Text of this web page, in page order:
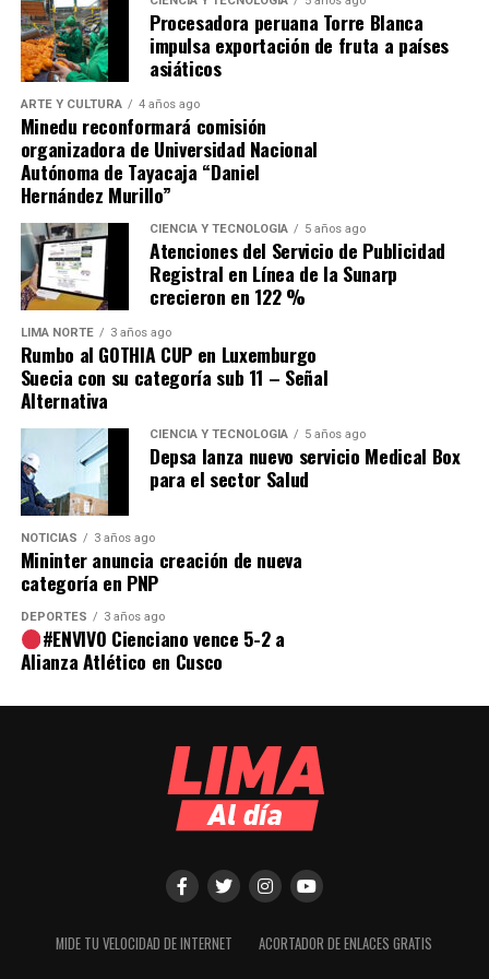
ante Los Chankas, sino buscar que Alianza Lima no se les
escape.
Source link
Comparte esto:
Procesadora peruana Torre Blanca
impulsa exportación de fruta a países
asiáticos
ARTE Y CULTURA 4 años ago
Minedu reconformará comisión
organizadora de Universidad Nacional
Autónoma de Tayacaja “Daniel
Hernández Murillo”
CIENCIA Y TECNOLOGÍA 5 años ago
Atenciones del Servicio de Publicidad
Registral en Línea de la Sunarp
crecieron en 122 %
LIMA NORTE 3 años ago
Rumbo al GOTHIA CUP en Luxemburgo
Suecia con su categoría sub 11 – Señal
Alternativa
CIENCIA Y TECNOLOGÍA 5 años ago
Depsa lanza nuevo servicio Medical Box
para el sector Salud
NOTICIAS 3 años ago
Mininter anuncia creación de nueva
categoría en PNP
DEPORTES 3 años ago
#ENVIVO Cienciano vence 5-2 a
Alianza Atlético en Cusco
MIDE TU VELOCIDAD DE INTERNET ACORTADOR DE ENLACES GRATIS